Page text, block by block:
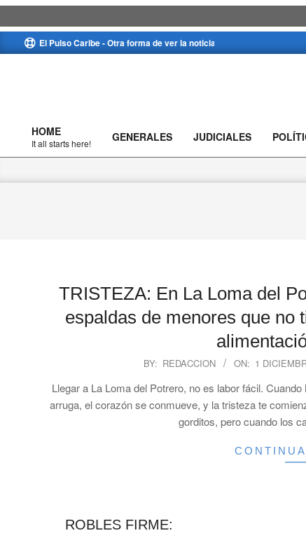
to
El Pulso Caribe - Otra forma de ver la noticia
Primary
Navigation
HOME
It all starts here! GENERALES JUDICIALES
TRISTEZA: En La Loma del
espaldas de menores que no
BY: REDACCION ON: 1
Llegar a La Loma del Potrero, no es labor fácil.
arruga, el corazón se conmueve, y la tristeza te
gorditos, pero cuando los
ROBLES FIRME: